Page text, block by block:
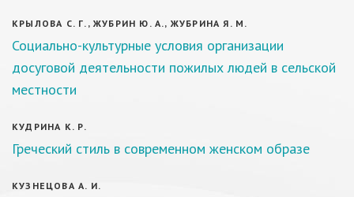
КРЫЛОВА С. Г., ЖУБРИН Ю. А., ЖУБРИНА Я. М.
Социально-культурные условия организации
досуговой деятельности пожилых людей в сельской
местности
КУДРИНА К. Р.
Греческий стиль в современном женском образе
КУЗНЕЦОВА А. И.